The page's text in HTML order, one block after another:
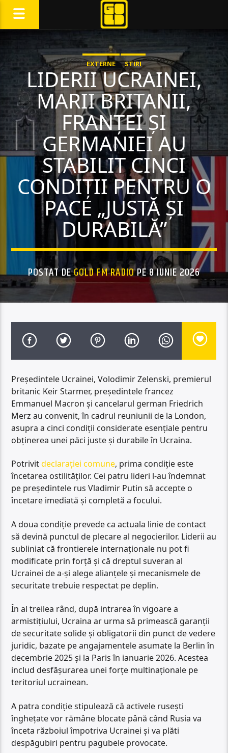
EXTERNE STIRI
LIDERII UCRAINEI,
MARII BRITANII,
FRANȚEI ȘI
GERMANIEI AU
STABILIT CINCI
CONDIȚII PENTRU O
PACE „JUSTĂ ȘI
DURABILĂ”
POSTAT DEGOLD FM RADIOPE 8 IUNIE 2026
Președintele Ucrainei, Volodimir Zelenski, premierul
britanic Keir Starmer, președintele francez
Emmanuel Macron și cancelarul german Friedrich
Merz au convenit, în cadrul reuniunii de la London,
asupra a cinci condiții considerate esențiale pentru
obținerea unei păci juste și durabile în Ucraina.
Potrivitdeclarației comune, prima condiție este
încetarea ostilităților. Cei patru lideri l-au îndemnat
pe președintele rus Vladimir Putin să accepte o
încetare imediată și completă a focului.
A doua condiție prevede ca actuala linie de contact
să devină punctul de plecare al negocierilor. Liderii au
subliniat că frontierele internaționale nu pot fi
modificate prin forță și că dreptul suveran al
Ucrainei de a-și alege alianțele și mecanismele de
securitate trebuie respectat pe deplin.
În al treilea rând, după intrarea în vigoare a
armistițiului, Ucraina ar urma să primească garanții
de securitate solide și obligatorii din punct de vedere
juridic, bazate pe angajamentele asumate la Berlin în
decembrie 2025 și la Paris în ianuarie 2026. Acestea
includ desfășurarea unei forțe multinaționale pe
teritoriul ucrainean.
A patra condiție stipulează că activele rusești
înghețate vor rămâne blocate până când Rusia va
înceta războiul împotriva Ucrainei și va plăti
despăgubiri pentru pagubele provocate.